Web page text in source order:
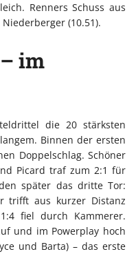
Renners Schuss aus
(10.51).
im
die 20 stärksten
Binnen der ersten
Doppelschlag. Schöner
Picard traf zum 2:1 für
später das dritte Tor:
trifft aus kurzer Distanz
fiel durch Kammerer.
und im Powerplay hoch
und Barta) – das erste